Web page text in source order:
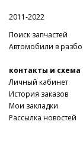
2011-2022
Поиск запчастей
Автомобили в
контакты и схема
Личный кабинет
История заказов
Мои закладки
Рассылка новостей